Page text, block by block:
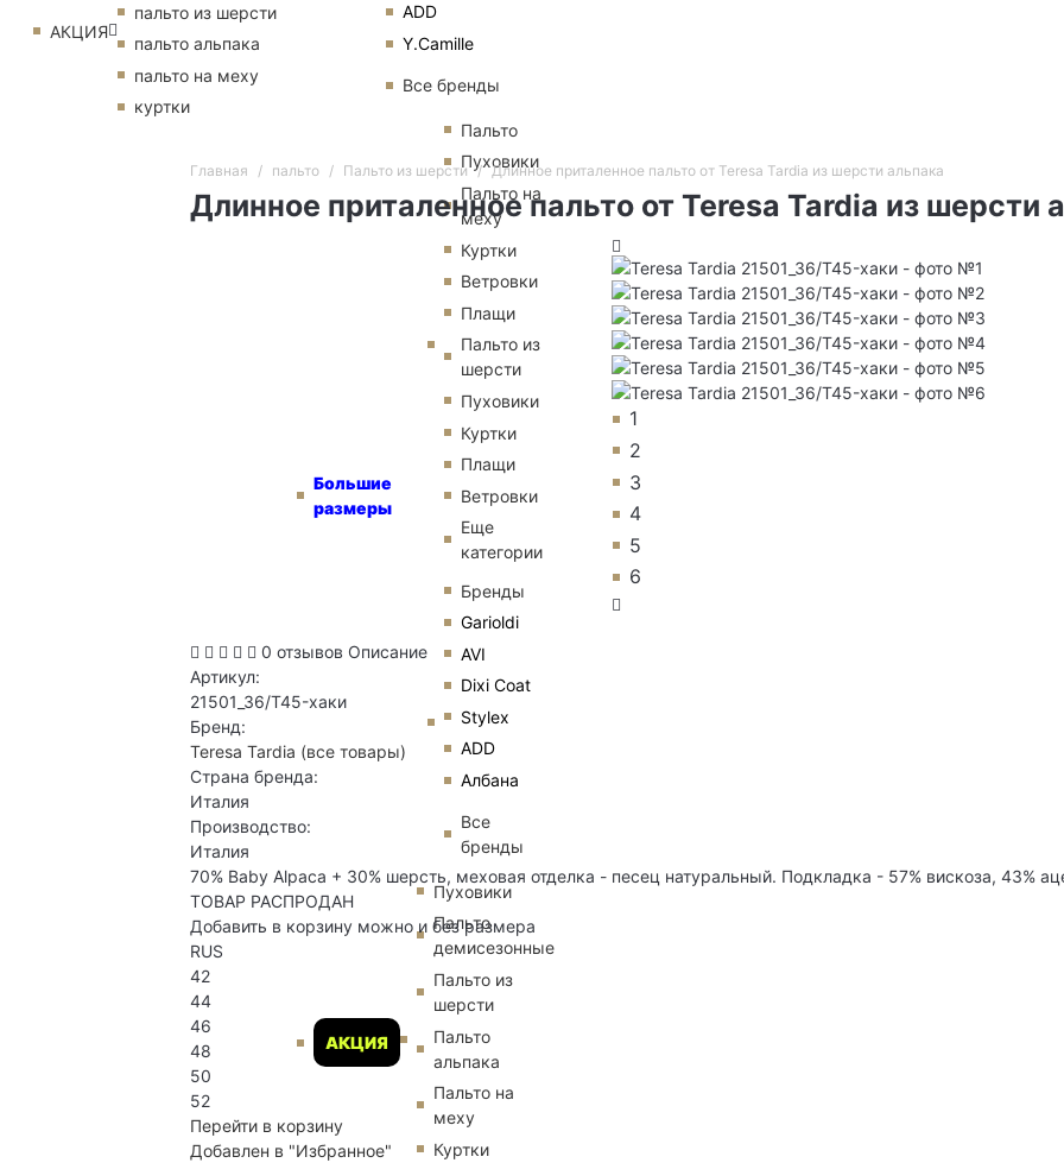
ADD
Y.Camille
Все бренды
Большие
размеры
Пальто
Пуховики
Пальто на
меху
Куртки
Ветровки
Плащи
Пальто из
шерсти
Пуховики
Куртки
Плащи
Ветровки
Еще
категории
Бренды
Garioldi
AVI
Dixi Coat
Stylex
ADD
Албана
Все
бренды
АКЦИЯ
Пуховики
Пальто
демисезонные
Пальто из
шерсти
Пальто
альпака
Пальто на
меху
Куртки
АКЦИЯ
пальто из шерсти
пальто альпака
пальто на меху
куртки
Главная пальто Пальто из шерсти Длинное приталенное пальто от Teresa Tardia из шерсти альпака
Длинное приталенное пальто от Teresa Tardia из шерсти
1
2
3
4
5
6
0 отзывов Описание
Артикул:
21501_36/T45-хаки
Бренд:
Teresa Tardia (все товары)
Страна бренда:
Италия
Производство:
Италия
70% Baby Alpaca + 30% шерсть, меховая отделка - песец натуральный. Подкладка - 57% вискоза, 43%
ТОВАР РАСПРОДАН
Добавить в корзину можно и без размера
RUS
42
44
46
48
50
52
Перейти в корзину
Добавлен в "Избранное"